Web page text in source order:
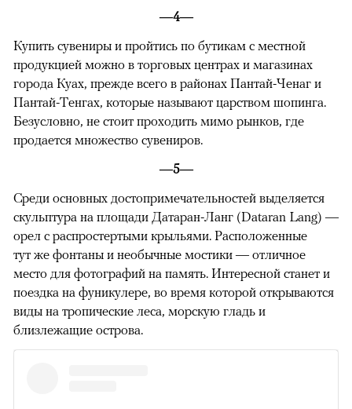
00:00 / 00:00
—4—
Купить сувениры и пройтись по бутикам с местной
продукцией можно в торговых центрах и магазинах
города Куах, прежде всего в районах Пантай-Ченаг и
Пантай-Тенгах, которые называют царством шопинга.
Безусловно, не стоит проходить мимо рынков, где
продается множество сувениров.
—5—
Среди основных достопримечательностей выделяется
скульптура на площади Датаран-Ланг (Dataran Lang) —
орел с распростертыми крыльями. Расположенные
тут же фонтаны и необычные мостики — отличное
место для фотографий на память. Интересной станет и
поездка на фуникулере, во время которой открываются
виды на тропические леса, морскую гладь и
близлежащие острова.